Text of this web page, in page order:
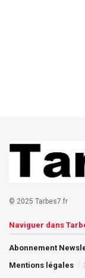
© 2025 Tarbes7.fr
Naviguer dans
Abonnement
Mentions légales